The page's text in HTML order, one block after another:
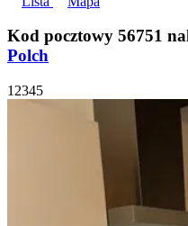
Kod pocztowy 56751
Polch
1 2345